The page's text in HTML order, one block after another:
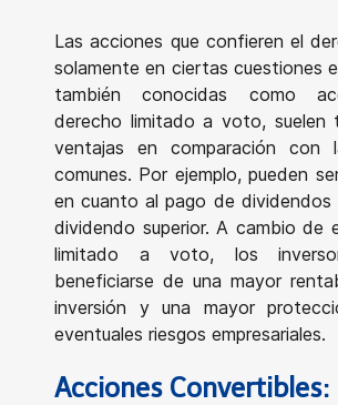
Las acciones que confieren el
solamente en ciertas cuestiones
también conocidas como
derecho limitado a voto, suelen
ventajas en comparación con
comunes. Por ejemplo, pueden
en cuanto al pago de dividendos
dividendo superior. A cambio de
limitado a voto, los
beneficiarse de una mayor
inversión y una mayor
eventuales riesgos empresariales.
Acciones Convertibles: